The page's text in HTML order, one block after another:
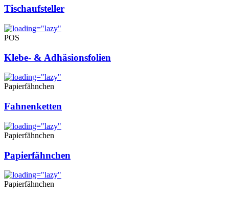
Tischaufsteller
POS
Klebe- & Adhäsionsfolien
Papierfähnchen
Fahnenketten
Papierfähnchen
Papierfähnchen
Papierfähnchen